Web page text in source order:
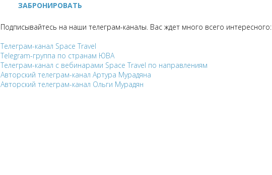
ЗАБРОНИРОВАТЬ
Подписывайтесь на наши телеграм-каналы. Вас ждет много всего интересного:
Телеграм-канал Space Travel
Telegram-группа по странам ЮВА
Телеграм-канал с вебинарами Space Travel по направлениям
Авторский телеграм-канал Артура Мурадяна
Авторский телеграм-канал Ольги Мурадян